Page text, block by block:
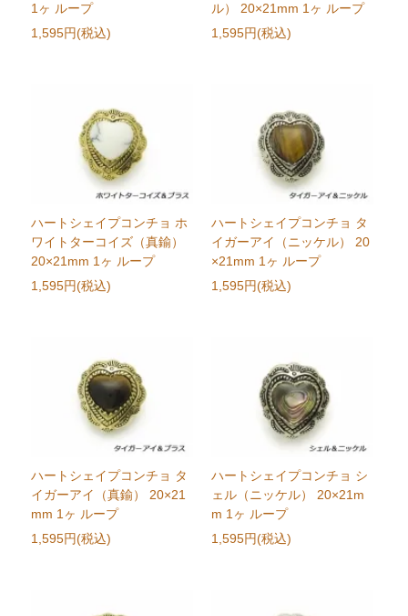
1ヶ ループ
1,595円(税込)
ル） 20×21mm 1ヶ ループ
1,595円(税込)
ハートシェイプコンチョ ホ
ワイトターコイズ（真鍮）
20×21mm 1ヶ ループ
1,595円(税込)
ハートシェイプコンチョ タ
イガーアイ（ニッケル） 20
×21mm 1ヶ ループ
1,595円(税込)
ハートシェイプコンチョ タ
イガーアイ（真鍮） 20×21
mm 1ヶ ループ
1,595円(税込)
ハートシェイプコンチョ シ
ェル（ニッケル） 20×21m
m 1ヶ ループ
1,595円(税込)